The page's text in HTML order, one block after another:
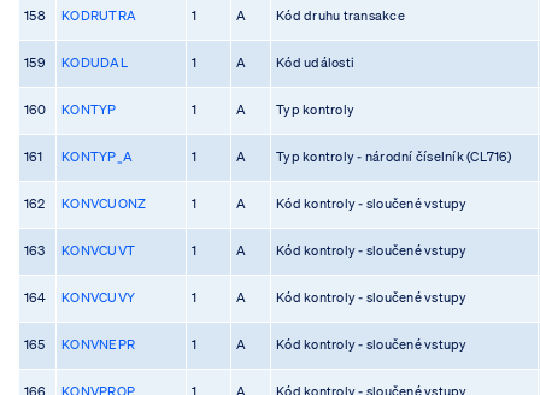
158 KODRUTRA 1 A Kód druhu transakce
159 KODUDAL 1 A Kód události
160 KONTYP 1 A Typ kontroly
161 KONTYP_A 1 A Typ kontroly - národní číselník (CL716)
162 KONVCUONZ 1 A Kód kontroly - sloučené vstupy
163 KONVCUVT 1 A Kód kontroly - sloučené vstupy
164 KONVCUVY 1 A Kód kontroly - sloučené vstupy
165 KONVNEPR 1 A Kód kontroly - sloučené vstupy
166 KONVPROP 1 A Kód kontroly - sloučené vstupy